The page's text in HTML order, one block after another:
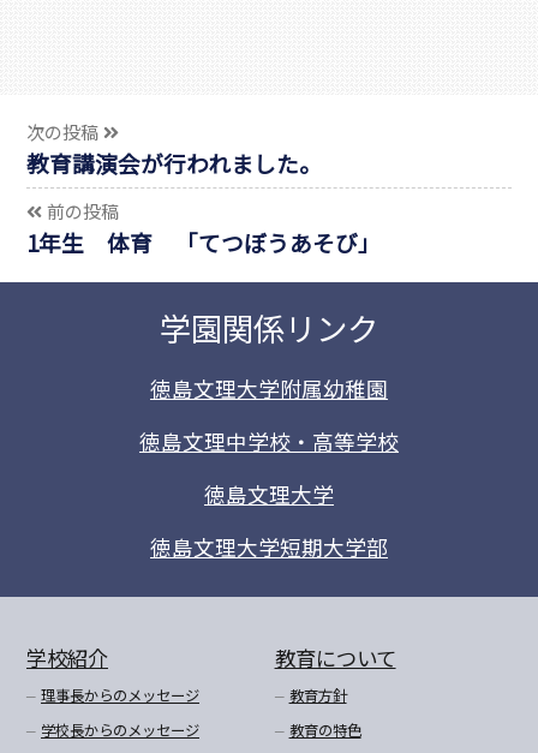
次の投稿
教育講演会が行われました。
前の投稿
1年生 体育 「てつぼうあそび」
学園関係リンク
徳島文理大学附属幼稚園
徳島文理中学校・高等学校
徳島文理大学
徳島文理大学短期大学部
学校紹介
理事長からのメッセージ
学校長からのメッセージ
教育について
教育方針
教育の特色